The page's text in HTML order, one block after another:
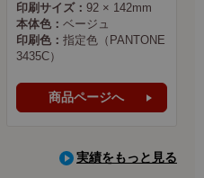
印刷サイズ： 92 × 142mm
本体色： ベージュ
印刷色： 指定色（PANTONE
3435C）
商品ページへ
実績をもっと見る